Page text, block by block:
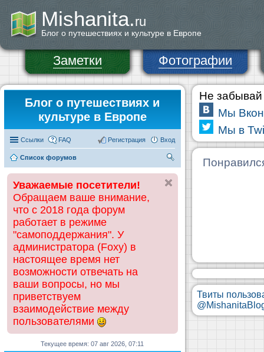
Mishanita.ru
Блог о путешествиях и культуре в Европе
Заметки Фотографии
Блог о путешествиях и
культуре в Европе
Ссылки FAQ Вход
Регистрация
Список форумов
ск
Уважаемые посетители!
Обращаем ваше внимание,
что с 2018 года форум
работает в режиме
"самоподдержания". У
администратора (Foxy) в
настоящее время нет
возможности отвечать на
ваши вопросы, но мы
приветствуем
взаимодействие между
пользователями
Текущее время: 07 авг 2026, 07:11
Не забывай
Мы
Мы в
Твиты